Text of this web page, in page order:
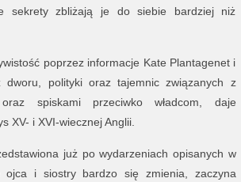
sekrety zbliżają je do siebie bardziej niż
poprzez informacje Kate Plantagenet i
dworu, polityki oraz tajemnic związanych z
spiskami przeciwko władcom, daje
XV- i XVI-wiecznej Anglii.
już po wydarzeniach opisanych w
ojca i siostry bardzo się zmienia, zaczyna